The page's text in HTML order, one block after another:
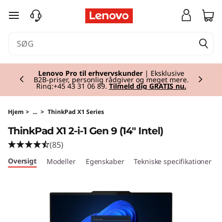
T
k
P
a
d
spring til hovedindhold
Lenovo Pro til erhvervskunder| Eksklusive
B2B-priser, personlig rådgiver og meget mere.
Ring:+45 43 31 06 89. Tilmeld dig GRATIS nu.
Currently displaying item 2 of 2
Hjem > ... > ThinkPad X1 Series
ThinkPad X1 2-i-1 Gen 9 (14" Intel)
(85)
Oversigt Modeller Egenskaber Tekniske specifikationer